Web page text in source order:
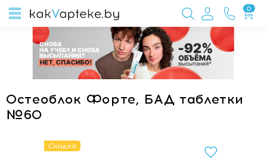
0
Остеоблок Форте, БАД таблетки
№60
Скидка